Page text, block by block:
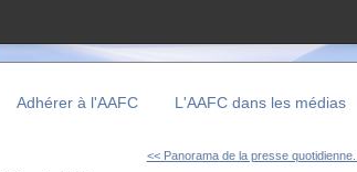
Adhérer à l'AAFC L'AAFC dans les médias
<< Panorama de la presse quotidienne...